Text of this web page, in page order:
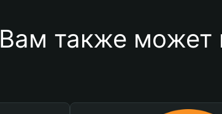
Вам также может